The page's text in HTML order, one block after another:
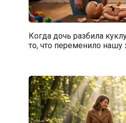
Когда дочь разбила
то, что переменило нашу